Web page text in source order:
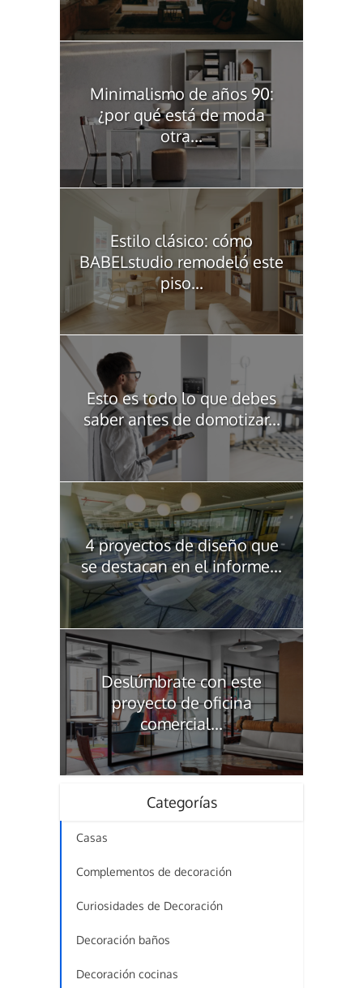
Minimalismo de años 90:
¿por qué está de moda
otra...
Estilo clásico: cómo
BABELstudio remodeló este
piso...
Esto es todo lo que debes
saber antes de domotizar...
4 proyectos de diseño que
se destacan en el informe...
Deslúmbrate con este
proyecto de oficina
comercial...
Categorías
Casas
Complementos de decoración
Curiosidades de Decoración
Decoración baños
Decoración cocinas